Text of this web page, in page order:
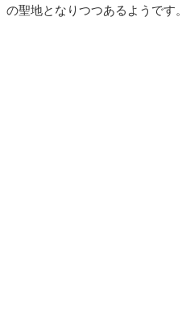
の聖地となりつつあるようです。